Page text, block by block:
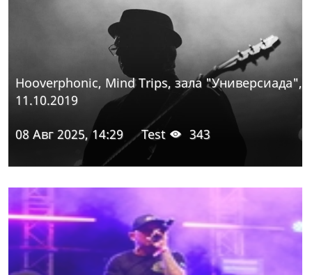
Hooverphonic, Mind Trips, зала "Универсиада",
11.10.2019
08 Авг 2025, 14:29 Test 343